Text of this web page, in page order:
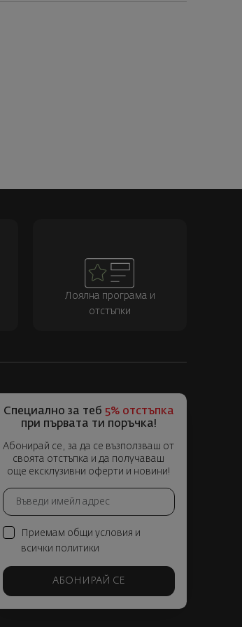
Лоялна програма и
отстъпки
Специално за теб 5% отстъпка
при първата ти поръчка!
Абонирай се, за да се възползваш от
своята отстъпка и да получаваш
още ексклузивни оферти и новини!
Приемам общи условия и
всички политики
АБОНИРАЙ СЕ